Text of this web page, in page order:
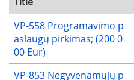
VP-558 Programavimo p
aslaugų pirkimas; (200 0
00 Eur)
VP-853 Negyvenamųjų p